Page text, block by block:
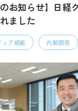
のお知らせ】日経
ました
ィア掲載 内製開発